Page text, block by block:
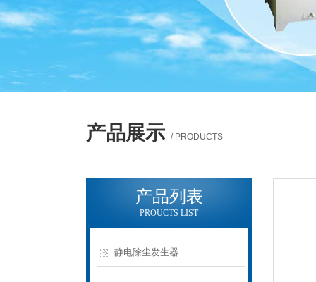
产品展示 / PRODUCTS
产品列表
PROUCTS LIST
静电除尘发生器